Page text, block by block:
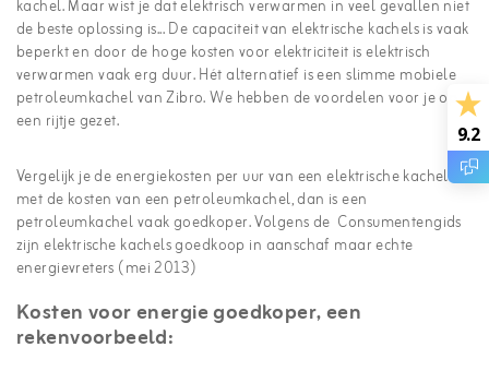
kachel. Maar wist je dat elektrisch verwarmen in veel gevallen niet
de beste oplossing is... De capaciteit van elektrische kachels is vaak
beperkt en door de hoge kosten voor elektriciteit is elektrisch
verwarmen vaak erg duur. Hét alternatief is een slimme mobiele
petroleumkachel van Zibro. We hebben de voordelen voor je op
een rijtje gezet.
Vergelijk je de energiekosten per uur van een elektrische kachel
met de kosten van een petroleumkachel, dan is een
petroleumkachel vaak goedkoper. Volgens de Consumentengids
zijn elektrische kachels goedkoop in aanschaf maar echte
energievreters (mei 2013)
Kosten voor energie goedkoper, een
rekenvoorbeeld:
9.2